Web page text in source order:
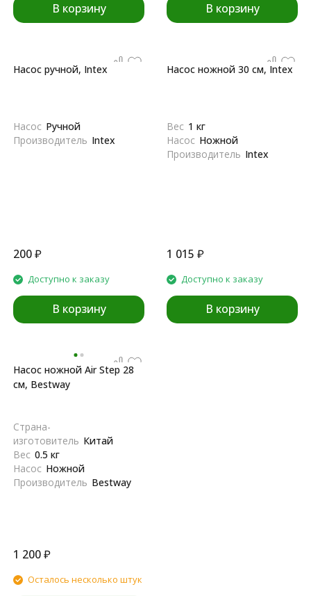
В корзину В корзину
Насос ручной, Intex
Насос Ручной
Производитель Intex
200₽
Доступно к заказу
В корзину
Насос ножной 30 см, Intex
Вес 1 кг
Насос Ножной
Производитель Intex
1 015 ₽
Доступно к заказу
В корзину
Насос ножной Air Step 28
см, Bestway
Страна-
изготовитель Китай
Вес 0.5 кг
Насос Ножной
Производитель Bestway
1 200₽
Осталось несколько штук